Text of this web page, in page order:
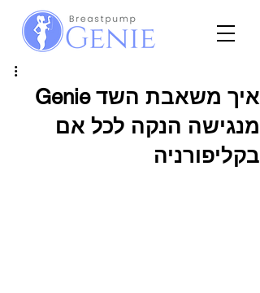
איך משאבת השד Genie
מנגישה הנקה לכל אם
בקליפורניה